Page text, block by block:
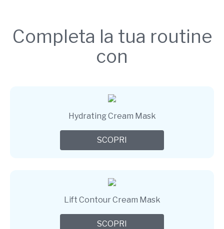
Completa la tua routine
con
Hydrating Cream Mask
SCOPRI
Lift Contour Cream Mask
SCOPRI